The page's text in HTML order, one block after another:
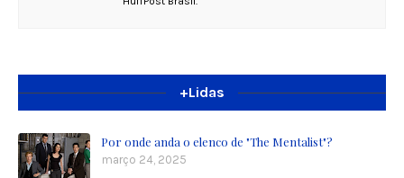
+Lidas
Por onde anda o elenco de "The Mentalist"?
março 24, 2025